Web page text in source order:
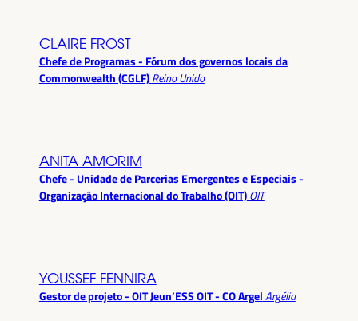
CLAIRE FROST
Chefe de Programas - Fórum dos governos locais da
Commonwealth (CGLF) Reino Unido
ANITA AMORIM
Chefe - Unidade de Parcerias Emergentes e Especiais -
Organização Internacional do Trabalho (OIT) OIT
YOUSSEF FENNIRA
Gestor de projeto - OIT Jeun’ESS OIT - CO Argel Argélia